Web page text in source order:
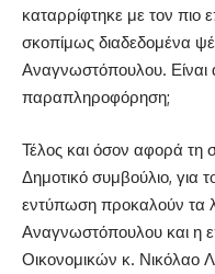
καταρρίφτηκε με τον πιο
σκοπίμως διαδεδομένα
Αναγνωστόπουλου. Είναι
παραπληροφόρηση;
Τέλος και όσον αφορά
Δημοτικό συμβούλιο, για
εντύπωση προκαλούν τα
Αναγνωστόπουλου και η
Οικονομικών κ. Νικόλαο